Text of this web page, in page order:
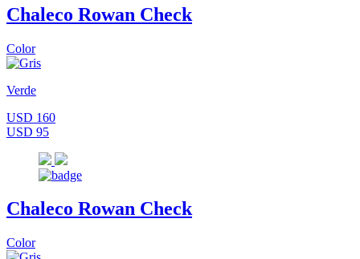
Chaleco Rowan Check
Color
Verde
USD 160
USD 95
Chaleco Rowan Check
Color